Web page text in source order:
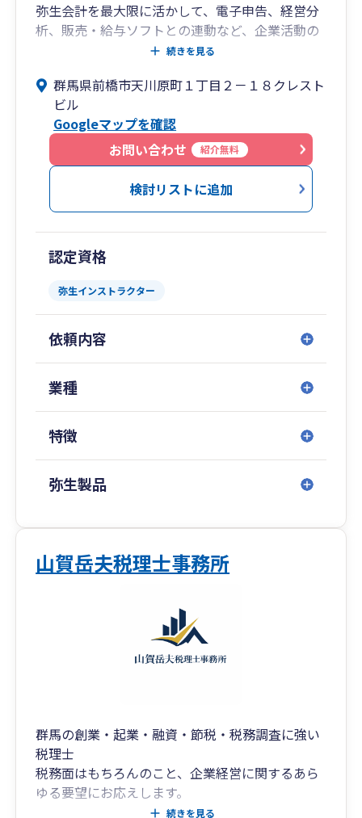
弥生会計を最大限に活かして、電子申告、経営分
析、販売・給与ソフトとの連動など、企業活動の
サポートをしています。続きを見る
群馬県前橋市天川原町１丁目２－１８クレスト
ビル
Googleマップを確認
お問い合わせ
紹介無料
検討リストに追加
認定資格
弥生インストラクター
依頼内容
業種
特徴
弥生製品
山賀岳夫税理士事務所
群馬の創業・起業・融資・節税・税務調査に強い
税理士
税務面はもちろんのこと、企業経営に関するあら
ゆる要望にお応えします。
私たちは、企業が直面する様々な経営課題を根本
続きを見る